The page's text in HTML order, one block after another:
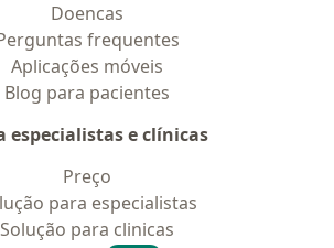
Doencas
frequentes
Aplicações móveis
Blog para pacientes
especialistas e clínicas
Preço
para especialistas
Solução para clinicas